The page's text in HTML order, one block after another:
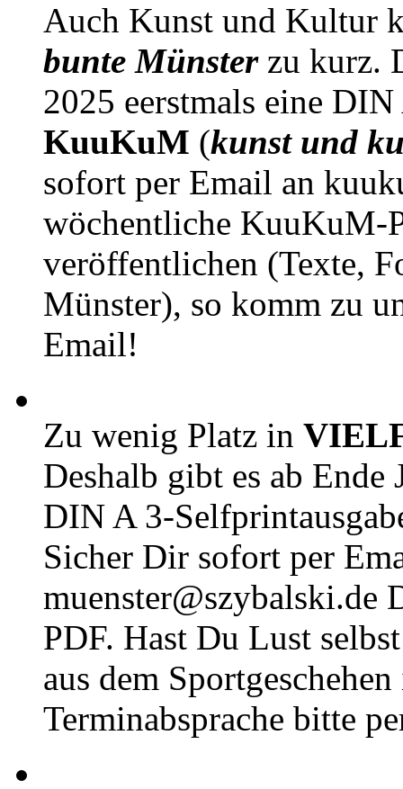
Auch Kunst und Kultur
bunte Münsterzu kurz.
2025 eerstmals eine
KuuKuM (kunst und
sofort per Email an
wöchentliche KuuKuM-
veröffentlichen (Texte,
Münster), so komm zu
Email!
Zu wenig Platz in
Deshalb gibt es ab Ende
DIN A 3-
Sicher Dir sofort per
muenster@szybalski.de
PDF. Hast Du Lust
aus dem
Terminabsprache bitte